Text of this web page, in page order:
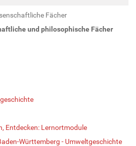
Fächer
und philosophische Fächer
Entdecken: Lernortmodule
Württemberg - Umweltgeschichte